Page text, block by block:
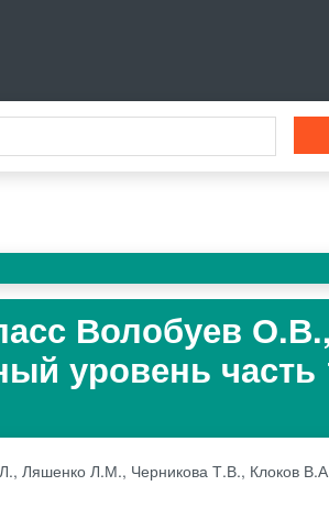
Волобуев О.В.,
уровень часть
Ляшенко Л.М., Черникова Т.В., Клоков